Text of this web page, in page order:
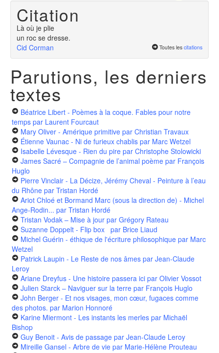
Citation
Là où je plie
un roc se dresse.
Cid Corman
Toutes les citations
Parutions, les derniers
textes
Béatrice Libert - Poèmes à la coque. Fables pour notre
temps par Laurent Fourcaut
Mary Oliver - Amérique primitive par Christian Travaux
Étienne Vaunac - Ni de furieux chablis par Marc Wetzel
Isabelle Lévesque - Rien du pire par Christophe Stolowicki
James Sacré – Compagnie de l’animal poème par François
Huglo
Pierre Vinclair - La Décize, Jérémy Cheval - Peinture à l’eau
du Rhône par Tristan Hordé
Ariot Chloé et Bormand Marc (sous la direction de) - Michel
Ange-Rodin... par Tristan Hordé
Tristan Vodak – Mise à jour par Grégory Rateau
Suzanne Doppelt - Flip box par Brice Liaud
Michel Guérin - éthique de l'écriture philosophique par Marc
Wetzel
Patrick Laupin - Le Reste de nos âmes par Jean-Claude
Leroy
Ariane Dreyfus - Une histoire passera ici par Olivier Vossot
Julien Starck – Naviguer sur la terre par François Huglo
John Berger - Et nos visages, mon cœur, fugaces comme
des photos. par Marion Honnoré
Karine Miermont - Les instants les merles par Michaël
Bishop
Guy Benoit - Avis de passage par Jean-Claude Leroy
Mireille Gansel - Arbre de vie par Marie-Hélène Prouteau